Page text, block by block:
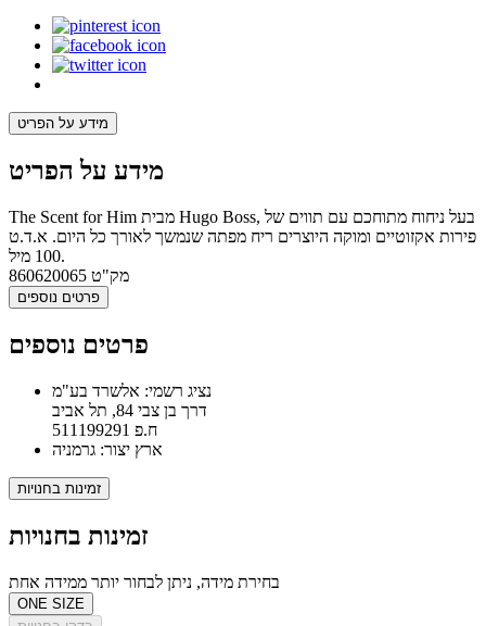
מידע על הפריט
מידע על הפריט
The Scent for Him מבית Hugo Boss, בעל ניחוח מתוחכם עם תווים של
פירות אקזוטיים ומוקה היוצרים ריח מפתה שנמשך לאורך כל היום. א.ד.ט
100 מיל.
מק"ט 860620065
פרטים נוספים
פרטים נוספים
נציג רשמי: אלשרד בע"מ
דרך בן צבי 84, תל אביב
ח.פ 511199291
ארץ יצור: גרמניה
זמינות בחנויות
זמינות בחנויות
בחירת מידה, ניתן לבחור יותר ממידה אחת
ONE SIZE